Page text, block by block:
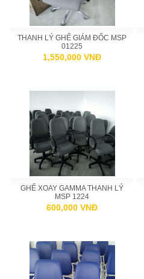
THANH LÝ GHẾ GIÁM ĐỐC MSP
01225
1,550,000 VNĐ
GHẾ XOAY GAMMA THANH LÝ
MSP 1224
600,000 VNĐ